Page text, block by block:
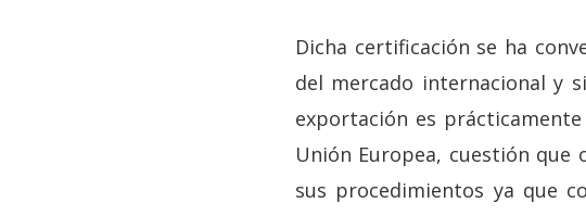
Dicha certificación se ha
del mercado internacional y
exportación es
Unión Europea, cuestión
sus procedimientos ya que